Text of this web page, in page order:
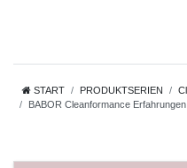
START PRODUKTSERIEN
BABOR Cleanformance Erfahrungen